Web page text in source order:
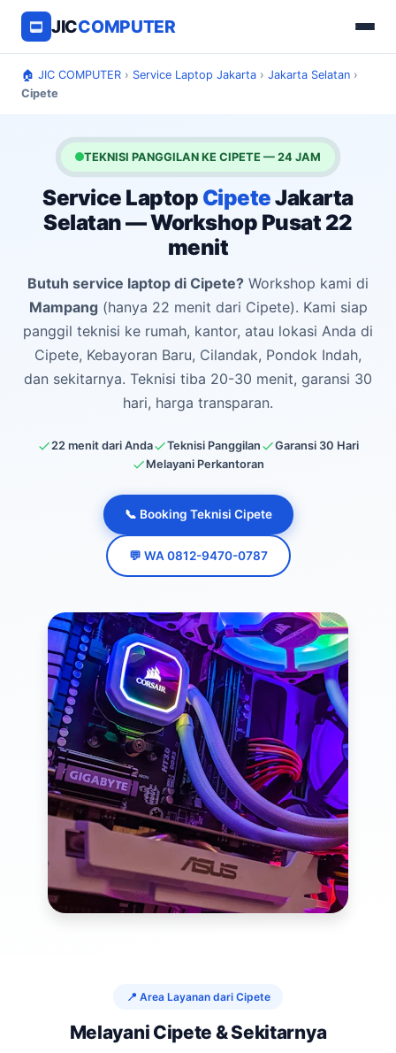
JICCOMPUTER
🏠 JIC COMPUTER › Service Laptop Jakarta › Jakarta Selatan ›
Cipete
TEKNISI PANGGILAN KE CIPETE — 24 JAM
Service Laptop CipeteJakarta
Selatan — Workshop Pusat 22
menit
Butuh service laptop di Cipete? Workshop kami di
Mampang(hanya 22 menit dari Cipete). Kami siap
panggil teknisi ke rumah, kantor, atau lokasi Anda di
Cipete, Kebayoran Baru, Cilandak, Pondok Indah,
dan sekitarnya. Teknisi tiba 20-30 menit, garansi 30
hari, harga transparan.
22 menit dari Anda Teknisi Panggilan
Garansi 30 Hari
Melayani Perkantoran
📞 Booking Teknisi Cipete
💬 WA 0812-9470-0787
📍 Area Layanan dari Cipete
Melayani Cipete & Sekitarnya